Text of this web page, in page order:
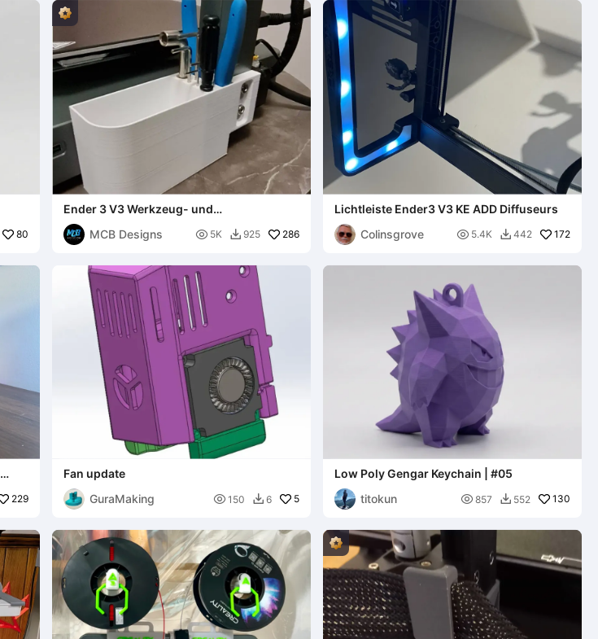
80
Ender 3 V3 Werkzeug- und
Aufbewahrungsbecher
MCB Designs
 5K  925 286
Lichtleiste Ender3 V3 KE ADD Diffuseurs
Colinsgrove
 5.4K  442 172
229
Fan update
GuraMaking
 150  6 5
Low Poly Gengar Keychain | #05
titokun
 857  552 130